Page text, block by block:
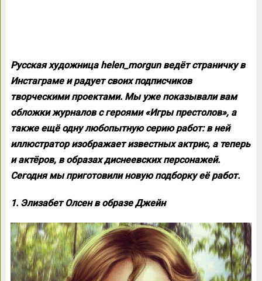
Русская художница helen_morgun ведёт страничку в
Инстаграме и радует своих подписчиков
творческими проектами. Мы уже показывали вам
обложки журналов с героями «Игры престолов», а
также ещё одну любопытную серию работ: в ней
иллюстратор изображает известных актрис, а теперь
и актёров, в образах диснеевских персонажей.
Сегодня мы приготовили новую подборку её работ.
1. Элизабет Олсен в образе Джейн